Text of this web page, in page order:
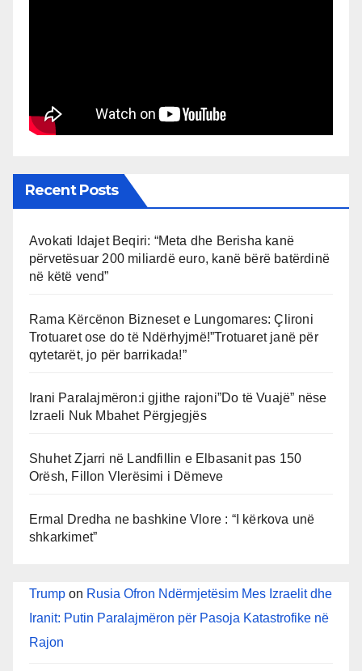
Recent Posts
Avokati Idajet Beqiri: “Meta dhe Berisha kanë
përvetësuar 200 miliardë euro, kanë bërë batërdinë
në këtë vend”
Rama Kërcënon Bizneset e Lungomares: Çlironi
Trotuaret ose do të Ndërhyjmë!”Trotuaret janë për
qytetarët, jo për barrikada!”
Irani Paralajmëron:i gjithe rajoni”Do të Vuajë” nëse
Izraeli Nuk Mbahet Përgjegjës
Shuhet Zjarri në Landfillin e Elbasanit pas 150
Orësh, Fillon Vlerësimi i Dëmeve
Ermal Dredha ne bashkine Vlore : “I kërkova unë
shkarkimet”
Trump on Rusia Ofron Ndërmjetësim Mes Izraelit dhe
Iranit: Putin Paralajmëron për Pasoja Katastrofike në
Rajon